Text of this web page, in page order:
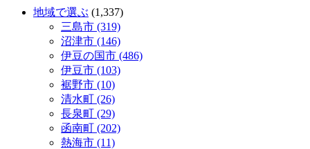
地域で選ぶ (1,337)
三島市 (319)
沼津市 (146)
伊豆の国市 (486)
伊豆市 (103)
裾野市 (10)
清水町 (26)
長泉町 (29)
函南町 (202)
熱海市 (11)